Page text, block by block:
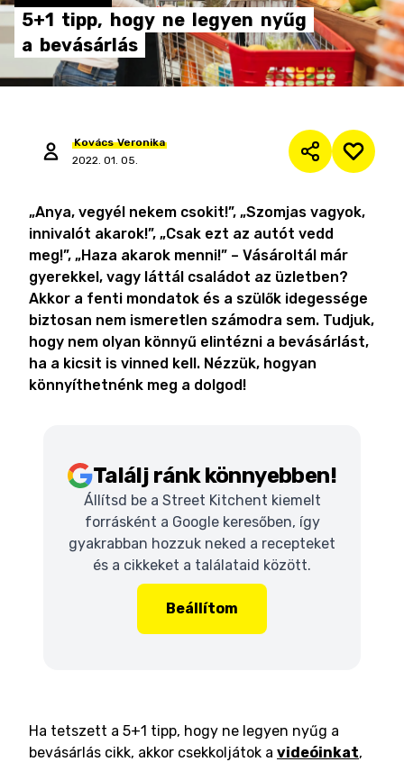
5+1 tipp, hogy ne legyen nyűg
a bevásárlás
Kovács Veronika
2022. 01. 05.
„Anya, vegyél nekem csokit!”, „Szomjas vagyok,
innivalót akarok!”, „Csak ezt az autót vedd
meg!”, „Haza akarok menni!” – Vásároltál már
gyerekkel, vagy láttál családot az üzletben?
Akkor a fenti mondatok és a szülők idegessége
biztosan nem ismeretlen számodra sem. Tudjuk,
hogy nem olyan könnyű elintézni a bevásárlást,
ha a kicsit is vinned kell. Nézzük, hogyan
könnyíthetnénk meg a dolgod!
Találj ránk könnyebben!
Állítsd be a Street Kitchent kiemelt
forrásként a Google keresőben, így
gyakrabban hozzuk neked a recepteket
és a cikkeket a találataid között.
Beállítom
Ha tetszett a 5+1 tipp, hogy ne legyen nyűg a
bevásárlás cikk, akkor csekkoljátok a videóinkat,